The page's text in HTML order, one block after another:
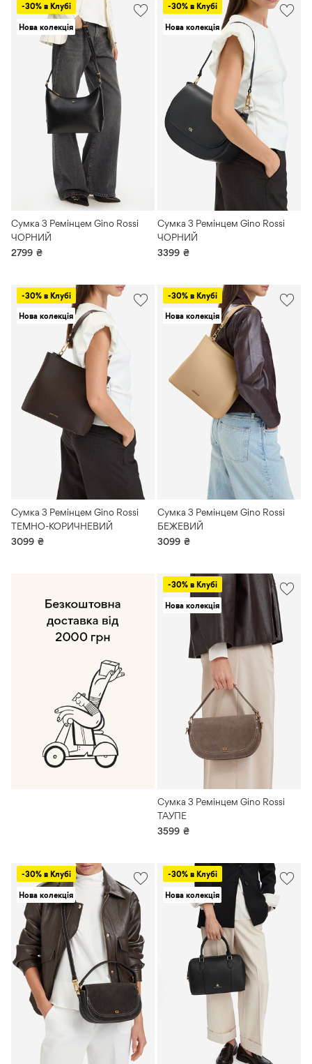
-30% в Клубі
Нова колекція
Сумка З Ремінцем Gino Rossi
ЧОРНИЙ
2799 ₴
-30% в Клубі
Нова колекція
Сумка З Ремінцем Gino Rossi
ЧОРНИЙ
3399 ₴
-30% в Клубі
Нова колекція
Сумка З Ремінцем Gino Rossi
ТЕМНО-КОРИЧНЕВИЙ
3099 ₴
-30% в Клубі
Нова колекція
Сумка З Ремінцем Gino Rossi
БЕЖЕВИЙ
3099 ₴
-30% в Клубі
Нова колекція
Сумка З Ремінцем Gino Rossi
ТАУПЕ
3599 ₴
-30% в Клубі
Нова колекція
-30% в Клубі
Нова колекція